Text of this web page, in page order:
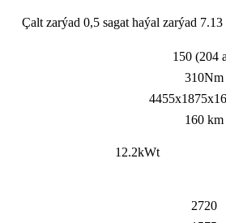
Çalt zarýad 0,5 sagat haýal zarýad 7.13
150 (204
310Nm
160 km
12.2kWt
2720